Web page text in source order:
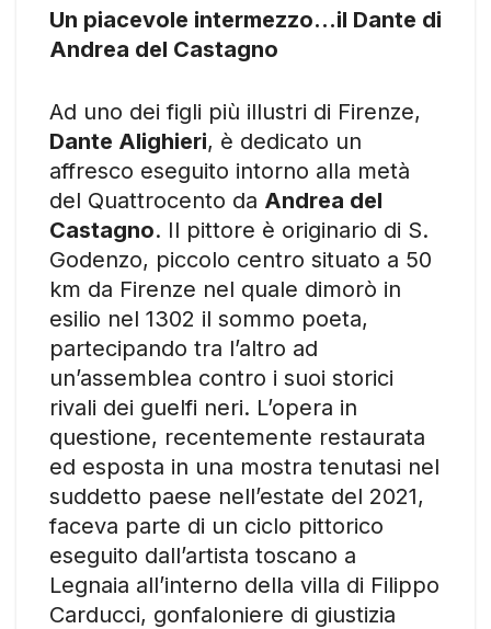
Un piacevole intermezzo…il Dante di
Andrea del Castagno
Ad uno dei figli più illustri di Firenze,
Dante Alighieri, è dedicato un
affresco eseguito intorno alla metà
del Quattrocento da Andrea del
Castagno. Il pittore è originario di S.
Godenzo, piccolo centro situato a 50
km da Firenze nel quale dimorò in
esilio nel 1302 il sommo poeta,
partecipando tra l’altro ad
un’assemblea contro i suoi storici
rivali dei guelfi neri. L’opera in
questione, recentemente restaurata
ed esposta in una mostra tenutasi nel
suddetto paese nell’estate del 2021,
faceva parte di un ciclo pittorico
eseguito dall’artista toscano a
Legnaia all’interno della villa di Filippo
Carducci, gonfaloniere di giustizia